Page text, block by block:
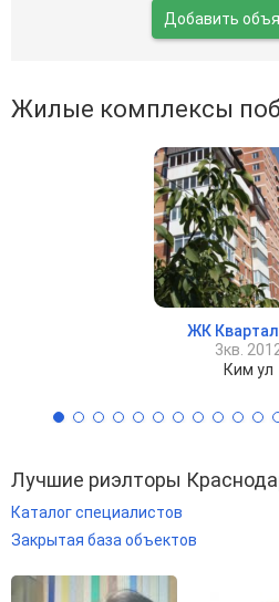
Добавить
Жилые комплексы
ЖК
3кв.
Ким ул
Лучшие риэлторы
Каталог специалистов
Закрытая база объектов